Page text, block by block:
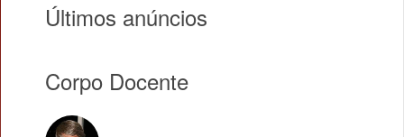
Últimos anúncios
Corpo Docente